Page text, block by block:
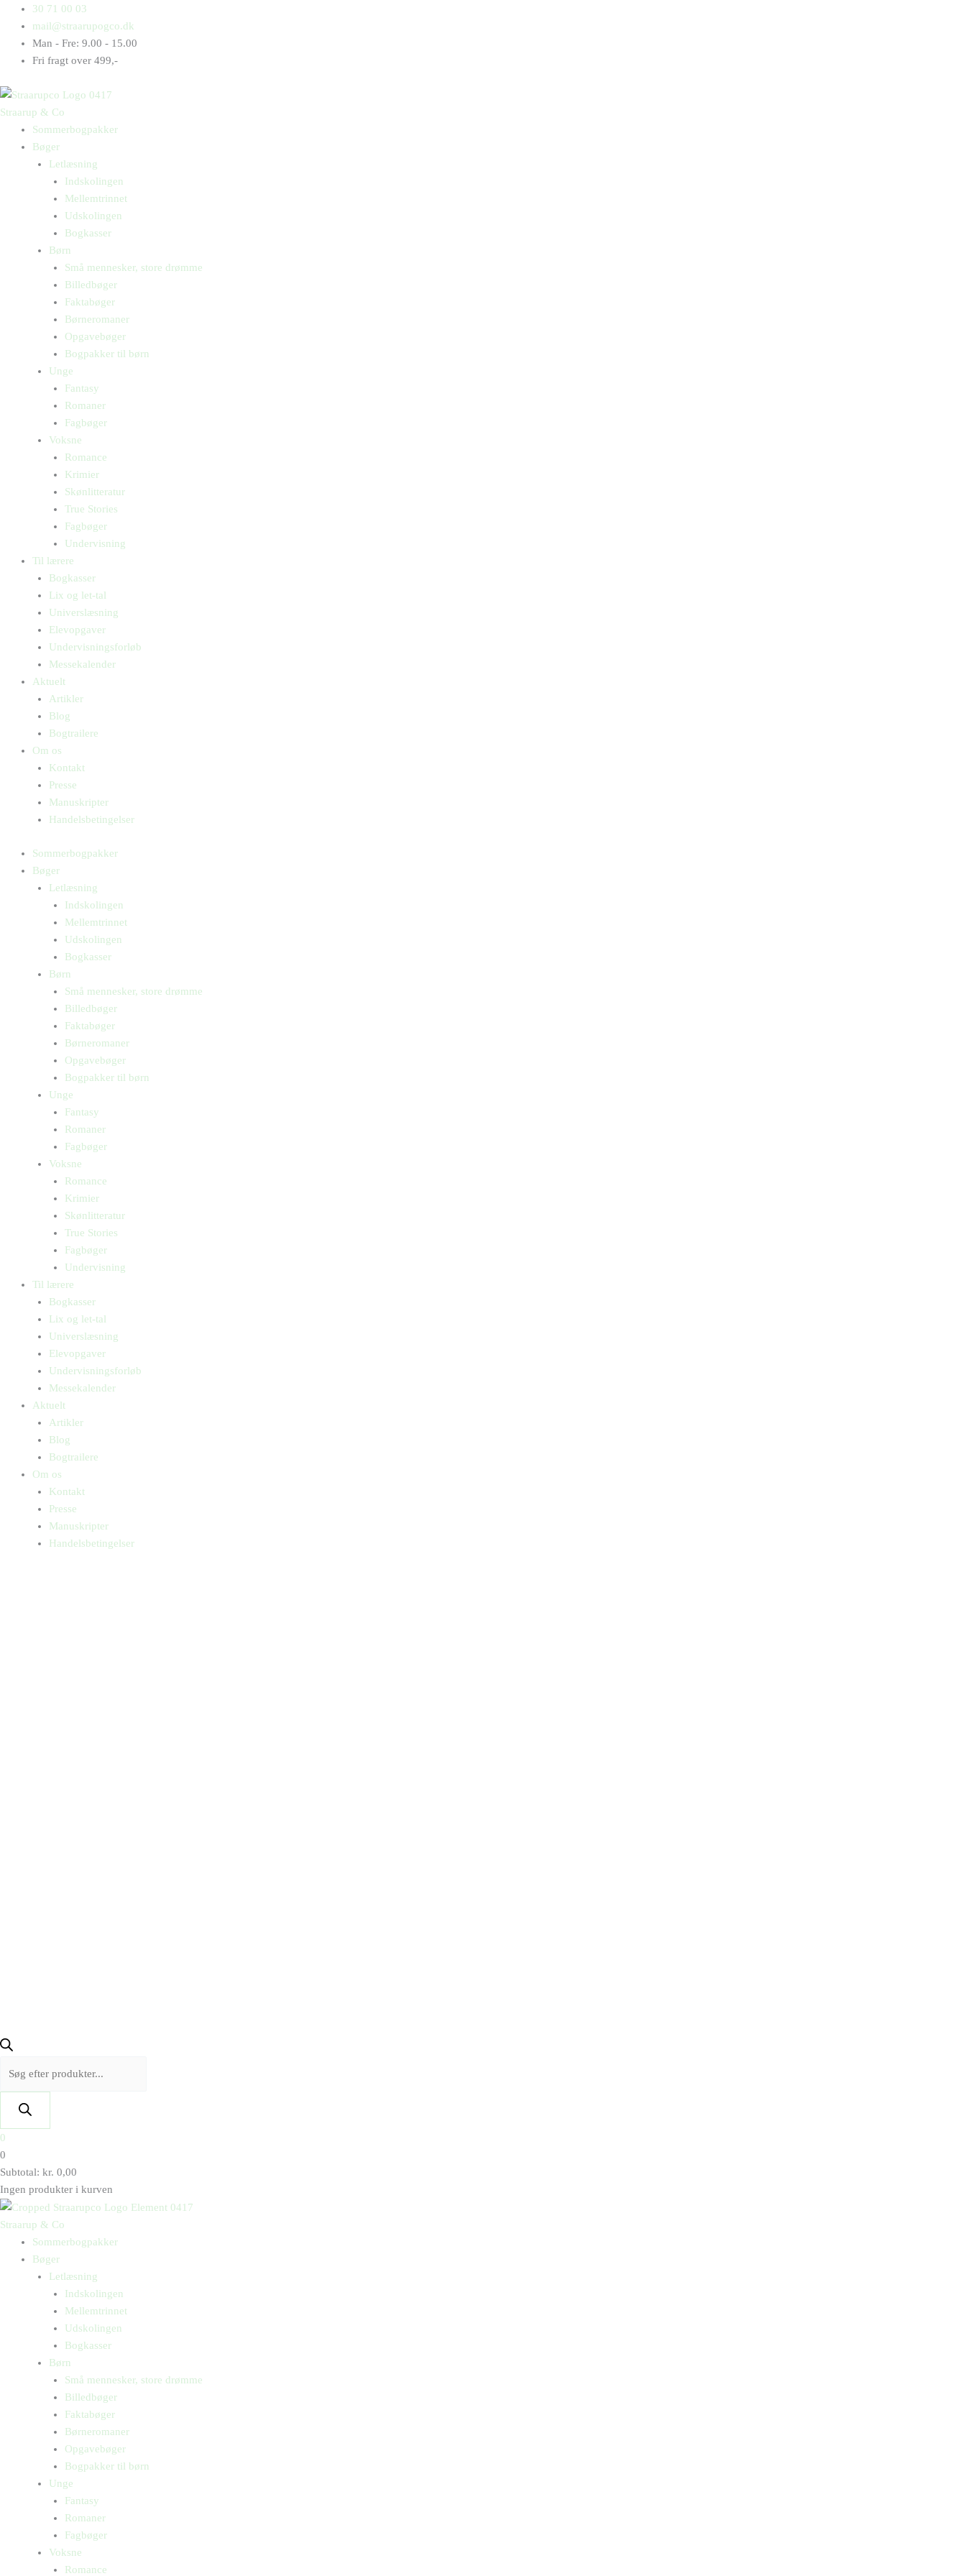
indholdet
30 71 00 03
mail@straarupogco.dk
Man - Fre: 9.00 - 15.00
Fri fragt over 499,-
Straarup & Co
Sommerbogpakker
Bøger
Letlæsning
Indskolingen
Mellemtrinnet
Udskolingen
Bogkasser
Børn
Små mennesker, store drømme
Billedbøger
Faktabøger
Børneromaner
Opgavebøger
Bogpakker til børn
Unge
Fantasy
Romaner
Fagbøger
Voksne
Romance
Krimier
Skønlitteratur
True Stories
Fagbøger
Undervisning
Til lærere
Bogkasser
Lix og let-tal
Universlæsning
Elevopgaver
Undervisningsforløb
Messekalender
Aktuelt
Artikler
Blog
Bogtrailere
Om os
Kontakt
Presse
Manuskripter
Handelsbetingelser
Sommerbogpakker
Bøger
Letlæsning
Indskolingen
Mellemtrinnet
Udskolingen
Bogkasser
Børn
Små mennesker, store drømme
Billedbøger
Faktabøger
Børneromaner
Opgavebøger
Bogpakker til børn
Unge
Fantasy
Romaner
Fagbøger
Voksne
Romance
Krimier
Skønlitteratur
True Stories
Fagbøger
Undervisning
Til lærere
Bogkasser
Lix og let-tal
Universlæsning
Elevopgaver
Undervisningsforløb
Messekalender
Aktuelt
Artikler
Blog
Bogtrailere
Om os
Kontakt
Presse
Manuskripter
Handelsbetingelser
Products
search
0
0
Subtotal: kr. 0,00
Ingen produkter i kurven
Straarup & Co
Sommerbogpakker
Bøger
Letlæsning
Indskolingen
Mellemtrinnet
Udskolingen
Bogkasser
Børn
Små mennesker, store drømme
Billedbøger
Faktabøger
Børneromaner
Opgavebøger
Bogpakker til børn
Unge
Fantasy
Romaner
Fagbøger
Voksne
Romance
Products
search